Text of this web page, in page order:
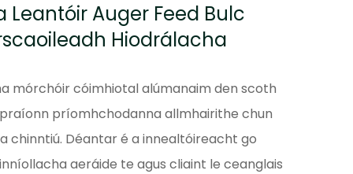
Leantóir Auger Feed Bulc
Hiodrálacha
mórchóir cóimhiotal alúmanaim den scoth
príomhchodanna allmhairithe chun
chinntiú. Déantar é a innealtóireacht go
aeráide te agus cliaint le ceanglais